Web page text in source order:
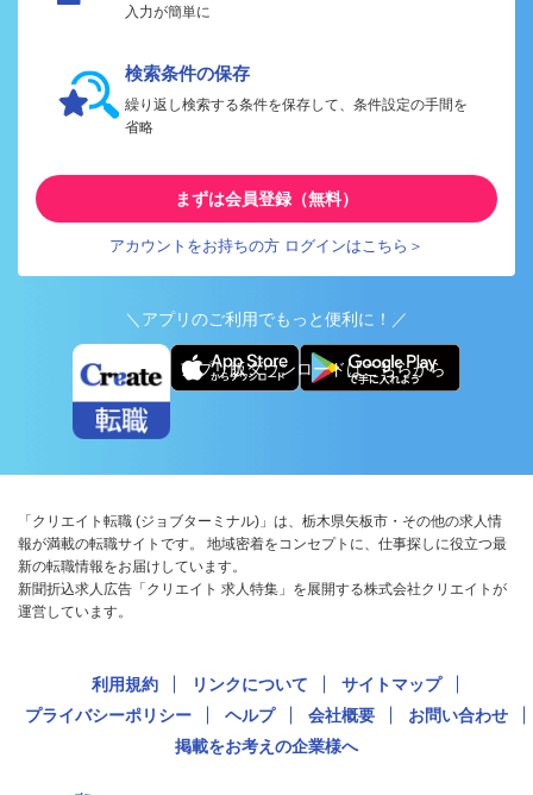
入力が簡単に
検索条件の保存
繰り返し検索する条件を保存して、条件設定の手間を
省略
まずは会員登録（無料）
アカウントをお持ちの方 ログインはこちら＞
＼アプリのご利用でもっと便利に！／
アプリ版ダウンロードはこちらから
「クリエイト転職 (ジョブターミナル)」は、栃木県矢板市・その他の求人情
報が満載の転職サイトです。 地域密着をコンセプトに、仕事探しに役立つ最
新の転職情報をお届けしています。
新聞折込求人広告「クリエイト 求人特集」を展開する株式会社クリエイトが
運営しています。
利用規約 リンクについて
サイトマップ
プライバシーポリシー
ヘルプ 会社概要
お問い合わせ
掲載をお考えの企業様へ